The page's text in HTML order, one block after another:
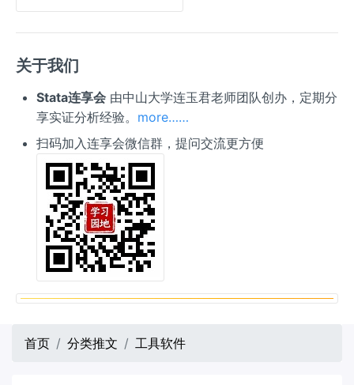
关于我们
Stata连享会由中山大学连玉君老师团队创办，定期分
享实证分析经验。 more……
扫码加入连享会微信群，提问交流更方便
首页 分类推文 工具软件